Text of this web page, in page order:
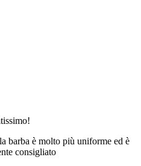
barba è molto più uniforme ed è
consigliato